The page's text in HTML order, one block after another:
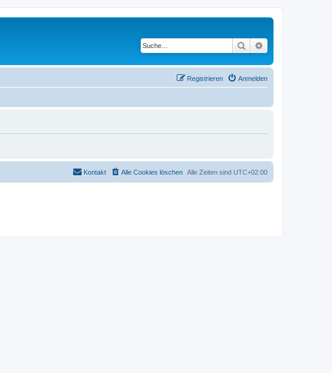
Suche
Anmelden
Registrieren
Alle Zeiten sind UTC+02:00
Alle Cookies löschen
Kontakt